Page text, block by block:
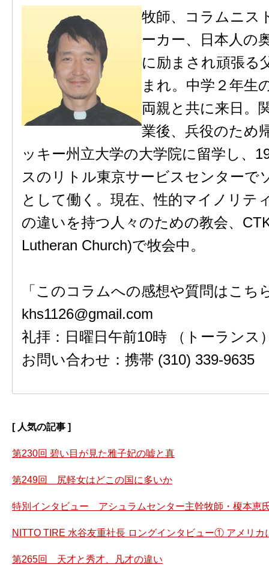
牧師、コラムニス
ーカー、日本人の
に励まされ頑張る
まれ。中学２年生
両親と共に来日。
業後、兵役のため
ッキー州立大学の大学院に留学し、
スのリトル東京サービスセンターで
として働く。現在、性的マイノリテ
の違いを持つ人々のための教会、
Lutheran Church)で牧会中。
「このコラムへの感想や質問はこ
khs1126@gmail.com
礼拝：日曜日午前10時 （トーランス
お問い合わせ：携帯 (310) 339-9635
[ 人気の記事 ]
第230回 碧い目が見た雅子妃の嘘と真
第249回 尻軽女はどこの国に多いか
特別インタビュー アシュラムセンター主幹牧師・榎本恵
NITTO TIRE 水谷友重社長 ロングインタビュー① アメリカ
第265回 天才と秀才、凡才の違い